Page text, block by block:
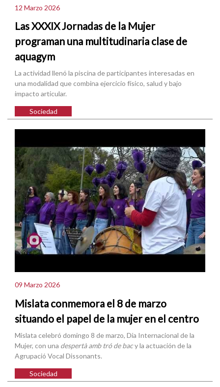
12 Marzo 2026
Las XXXIX Jornadas de la Mujer
programan una multitudinaria clase de
aquagym
La actividad llenó la piscina de participantes interesadas en
una modalidad que combina ejercicio físico, salud y bajo
impacto articular.
Sociedad
09 Marzo 2026
Mislata conmemora el 8 de marzo
situando el papel de la mujer en el centro
Mislata celebró domingo 8 de marzo, Día Internacional de la
Mujer, con una despertà amb tró de bacy la actuación de la
Agrupació Vocal Dissonants.
Sociedad